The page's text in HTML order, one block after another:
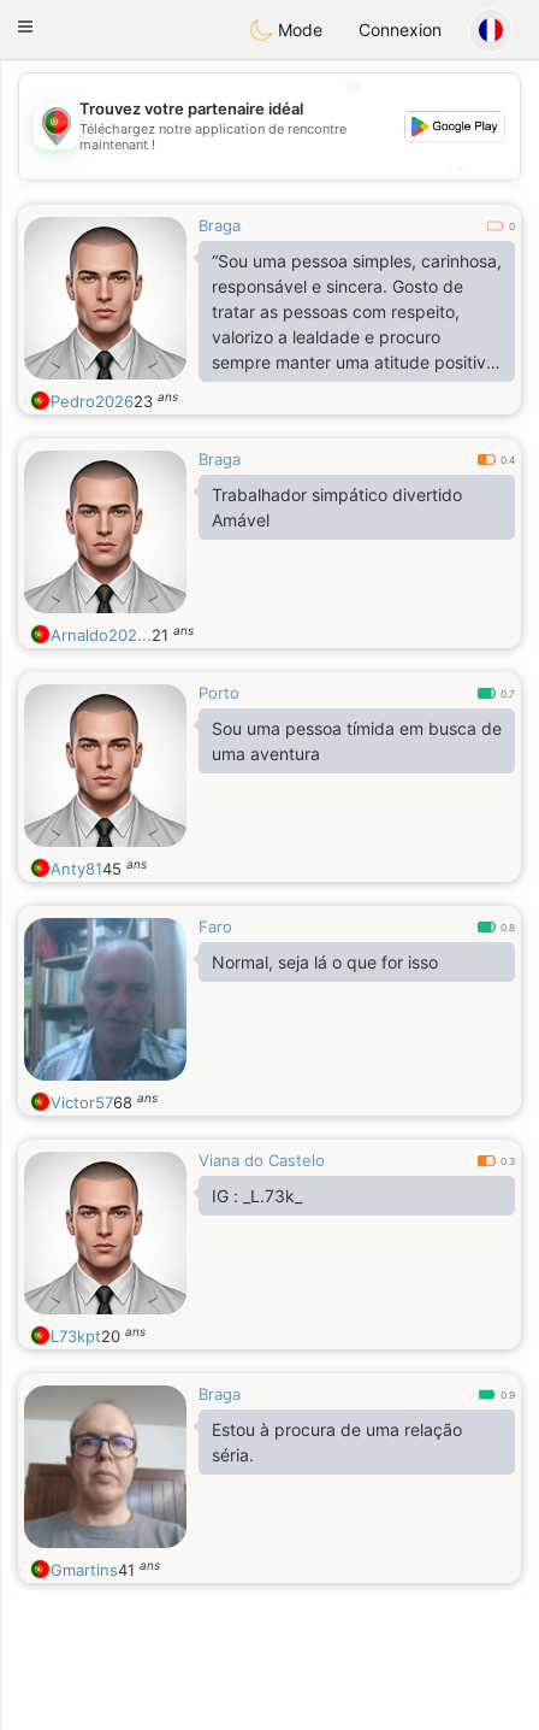
namoro Portugues
Toggle
Mode Connexion
💖
💕
Trouvez votre partenaire idéal
Téléchargez notre application de rencontre
maintenant !
Braga 0
“Sou uma pessoa simples, carinhosa,
responsável e sincera. Gosto de
tratar as pessoas com respeito,
valorizo a lealdade e procuro
sempre manter uma atitude positiva
perante a vida.”
Pedro202623 ans
Braga 0.4
Trabalhador simpático divertido
Amável
Arnaldo202...21 ans
Porto 0.7
Sou uma pessoa tímida em busca de
uma aventura
Anty8145 ans
Faro 0.8
Normal, seja lá o que for isso
Victor5768 ans
Viana do Castelo 0.3
IG : _L.73k_
L73kpt20 ans
Braga 0.9
Estou à procura de uma relação
séria.
Gmartins41 ans